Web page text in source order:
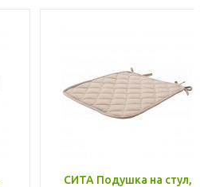
СИТА Подушка на стул,